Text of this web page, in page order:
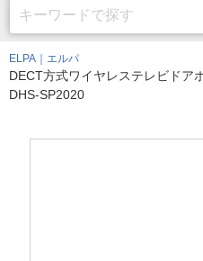
ELPA｜エルパ
DECT方式ワイヤレステレビド
DHS-SP2020